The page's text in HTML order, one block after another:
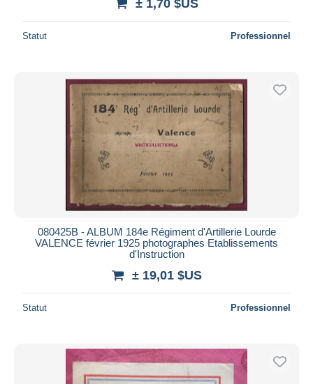
± 1,70 $US
Statut Professionnel
080425B - ALBUM 184e Régiment d'Artillerie Lourde
VALENCE février 1925 photographes Etablissements
d'Instruction
± 19,01 $US
Statut Professionnel